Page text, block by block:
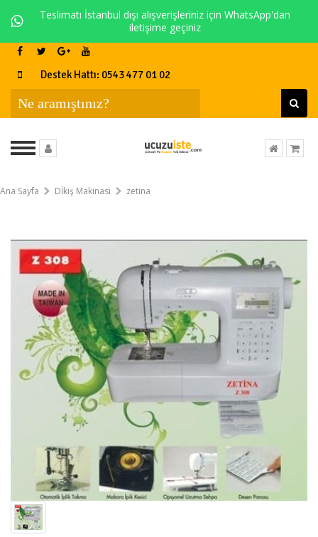
Teslimatı İstanbul dışı alışverişleriniz için WhatsApp'dan
iletişime geçiniz
Destek Hattı: 0543 477 01 02
Ana Sayfa Dİkiş Makinası zetina